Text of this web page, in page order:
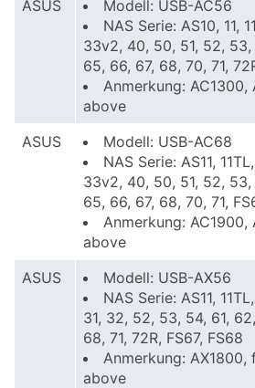
ASUS
Modell: USB-AC56
NAS Serie: AS10, 11,
33v2, 40, 50, 51, 52,
65, 66, 67, 68, 70, 71,
Anmerkung: AC1300,
above
ASUS
Modell: USB-AC68
NAS Serie: AS11,
33v2, 40, 50, 51, 52,
65, 66, 67, 68, 70, 71,
Anmerkung: AC1900,
above
ASUS
Modell: USB-AX56
NAS Serie: AS11,
31, 32, 52, 53, 54, 61,
68, 71, 72R, FS67, FS68
Anmerkung: AX1800,
above